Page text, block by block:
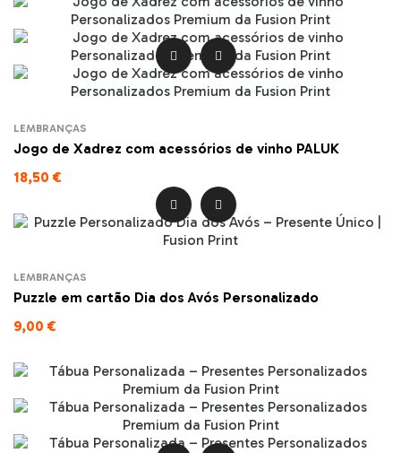
 
LEMBRANÇAS
Jogo de Xadrez com acessórios de vinho PALUK
18,50 €
 
LEMBRANÇAS
Puzzle em cartão Dia dos Avós Personalizado
9,00 €